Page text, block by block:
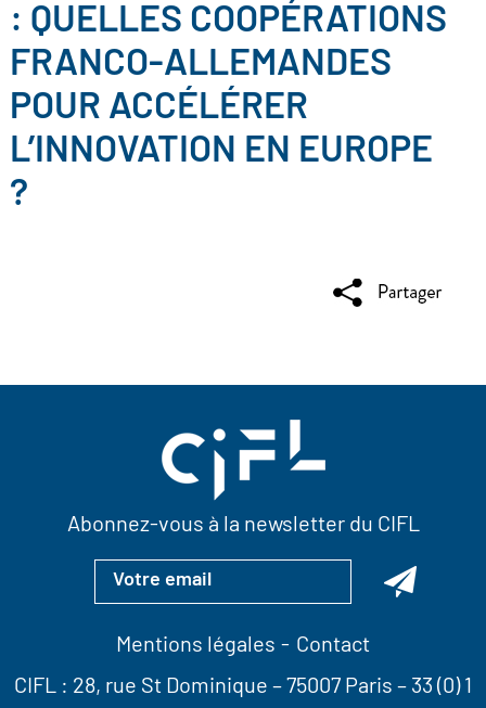
: QUELLES COOPÉRATIONS
FRANCO-ALLEMANDES
POUR ACCÉLÉRER
L’INNOVATION EN EUROPE
?
Abonnez-vous à la newsletter du CIFL
Mentions légales
Contact
CIFL : 28, rue St Dominique – 75007 Paris – 33 (0) 1